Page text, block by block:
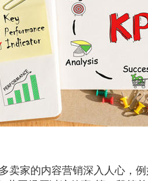
卖家的内容营销深入人心，